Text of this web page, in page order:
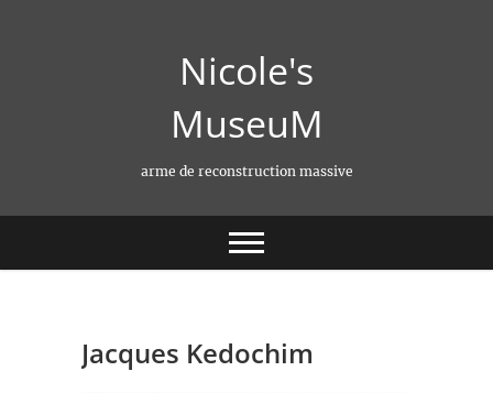
Nicole's
MuseuM
arme de reconstruction massive
Jacques Kedochim